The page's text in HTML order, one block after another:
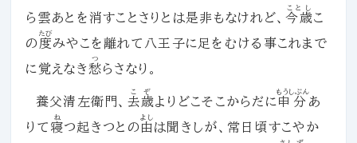
ら雲あとを消すことさりとは是非もなけれど、今歳
ことし
こ
の 度
たび
みやこを離れて八王子に足をむける事これまで
に覚えなき愁
つ
らさなり。
養父清左衛門、 去歳
こぞ
よりどこそこからだに申分
もうしぶん
あ
りて 寝
ね
つ起きつとの 由
よし
は聞きしが、常日頃すこやか